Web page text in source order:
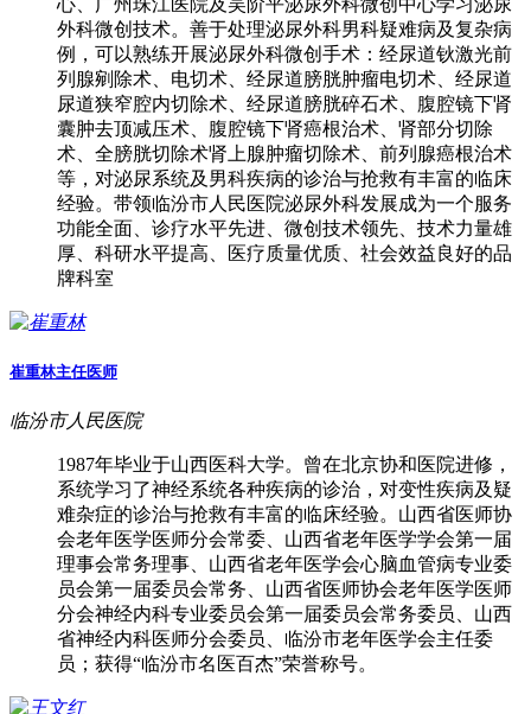
心、广州珠江医院及吴阶平泌尿外科微创中心学习泌尿
外科微创技术。善于处理泌尿外科男科疑难病及复杂病
例，可以熟练开展泌尿外科微创手术：经尿道钬激光前
列腺剜除术、电切术、经尿道膀胱肿瘤电切术、经尿道
尿道狭窄腔内切除术、经尿道膀胱碎石术、腹腔镜下肾
囊肿去顶减压术、腹腔镜下肾癌根治术、肾部分切除
术、全膀胱切除术肾上腺肿瘤切除术、前列腺癌根治术
等，对泌尿系统及男科疾病的诊治与抢救有丰富的临床
经验。带领临汾市人民医院泌尿外科发展成为一个服务
功能全面、诊疗水平先进、微创技术领先、技术力量雄
厚、科研水平提高、医疗质量优质、社会效益良好的品
牌科室
崔重林主任医师
临汾市人民医院
1987年毕业于山西医科大学。曾在北京协和医院进修，
系统学习了神经系统各种疾病的诊治，对变性疾病及疑
难杂症的诊治与抢救有丰富的临床经验。山西省医师协
会老年医学医师分会常委、山西省老年医学学会第一届
理事会常务理事、山西省老年医学会心脑血管病专业委
员会第一届委员会常务、山西省医师协会老年医学医师
分会神经内科专业委员会第一届委员会常务委员、山西
省神经内科医师分会委员、临汾市老年医学会主任委
员；获得“临汾市名医百杰”荣誉称号。